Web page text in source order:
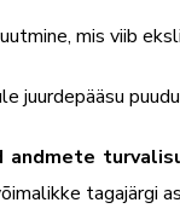
mis viib
juurdepääsu
andmete
tagajärgi